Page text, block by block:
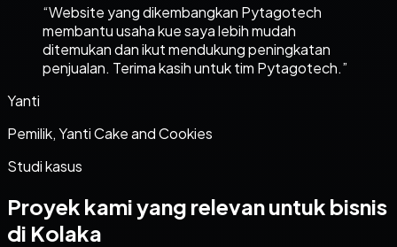
“Website yang dikembangkan Pytagotech
membantu usaha kue saya lebih mudah
ditemukan dan ikut mendukung peningkatan
penjualan. Terima kasih untuk tim Pytagotech.”
Yanti
Pemilik, Yanti Cake and Cookies
Studi kasus
Proyek kami yang relevan untuk bisnis
di Kolaka